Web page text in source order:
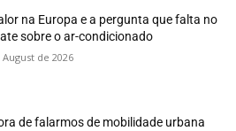
na Europa e a pergunta que falta no
sobre o ar-condicionado
August de 2026
de falarmos de mobilidade urbana